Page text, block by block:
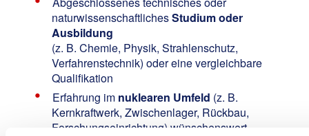
naturwissenschaftlichesStudium oder
Ausbildung
(z. B. Chemie, Physik, Strahlenschutz,
Verfahrenstechnik) oder eine vergleichbare
Qualifikation
Erfahrung im nuklearen Umfeld (z. B.
Kernkraftwerk, Zwischenlager, Rückbau,
Forschungseinrichtung) wünschenswert